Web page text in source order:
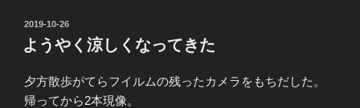
投
稿
日:
2019-10-26
ようやく涼しくなってきた
夕方散歩がてらフイルムの残ったカメラをもちだした。
帰ってから2本現像。